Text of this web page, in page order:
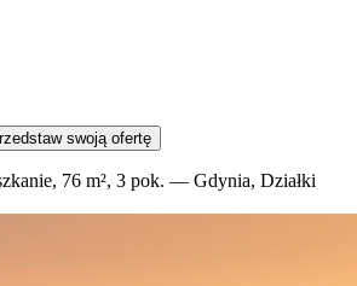
swoją ofertę
76 m², 3 pok. — Gdynia, Działki